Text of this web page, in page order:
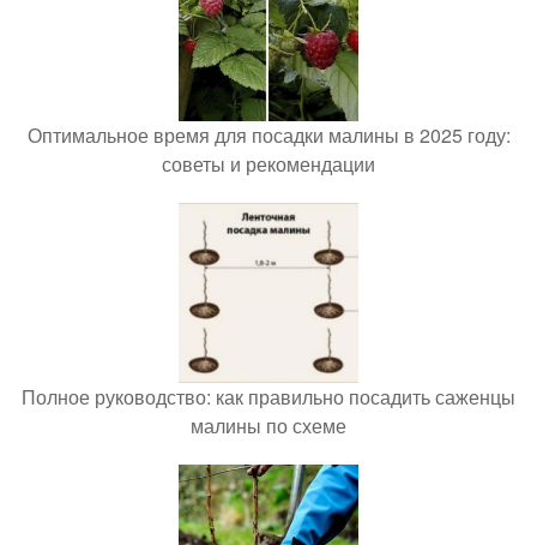
Оптимальное время для посадки малины в 2025 году:
советы и рекомендации
Полное руководство: как правильно посадить саженцы
малины по схеме